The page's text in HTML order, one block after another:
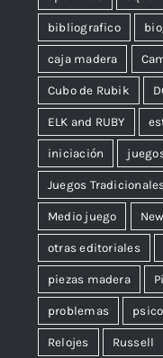
bibliografico
caja madera
Cubo de Rubik
ELK and RUBY
iniciación
Juegos
Medio juego
otras editoriales
piezas madera
problemas
Relojes Russell